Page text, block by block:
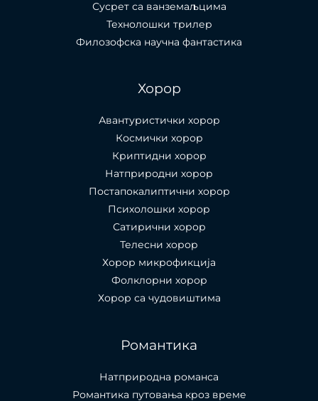
Сусрет са ванземаљцима
Технолошки трилер
Филозофска научна фантастика
Хорор
Авантуристички хорор
Космички хорор
Криптидни хорор
Натприродни хорор
Постапокалиптични хорор
Психолошки хорор
Сатирични хорор
Телесни хорор
Хорор микрофикција
Фолклорни хорор
Хорор са чудовиштима
Романтика
Натприродна романса
Романтика путовања кроз време